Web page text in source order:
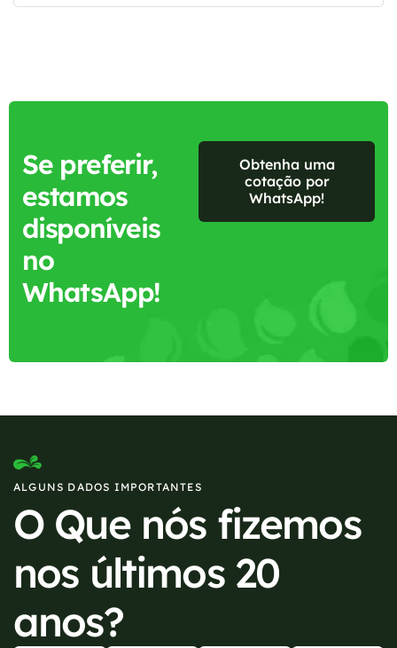
Se preferir,
estamos
disponíveis
no
WhatsApp!
Obtenha uma
cotação por
WhatsApp!
ALGUNS DADOS IMPORTANTES
O Que nós fizemos
nos últimos 20
anos?